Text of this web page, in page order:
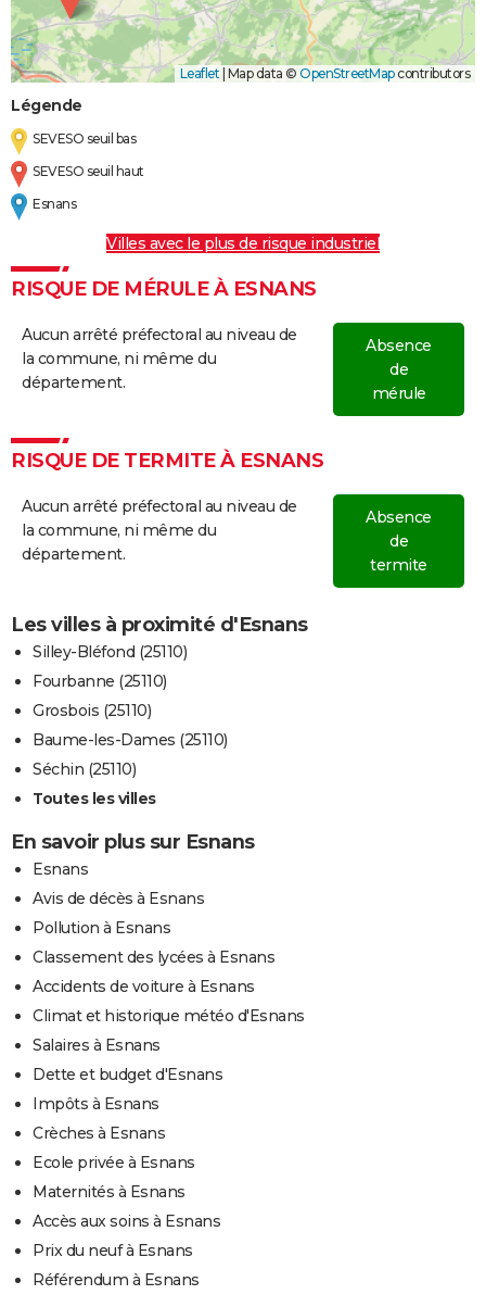
Leaflet Map data © OpenStreetMapcontributors
Légende
SEVESO seuil bas
SEVESO seuil haut
Esnans
Villes avec le plus de risque industriel
RISQUE DE MÉRULE À ESNANS
Aucun arrêté préfectoral au niveau de
la commune, ni même du
département.
Absence
de
mérule
RISQUE DE TERMITE À ESNANS
Aucun arrêté préfectoral au niveau de
la commune, ni même du
département.
Absence
de
termite
Les villes à proximité d'Esnans
Silley-Bléfond (25110)
Fourbanne (25110)
Grosbois (25110)
Baume-les-Dames (25110)
Séchin (25110)
Toutes les villes
En savoir plus sur Esnans
Esnans
Avis de décès à Esnans
Pollution à Esnans
Classement des lycées à Esnans
Accidents de voiture à Esnans
Climat et historique météo d'Esnans
Salaires à Esnans
Dette et budget d'Esnans
Impôts à Esnans
Crèches à Esnans
Ecole privée à Esnans
Maternités à Esnans
Accès aux soins à Esnans
Prix du neuf à Esnans
Référendum à Esnans